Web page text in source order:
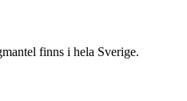
finns i hela Sverige.